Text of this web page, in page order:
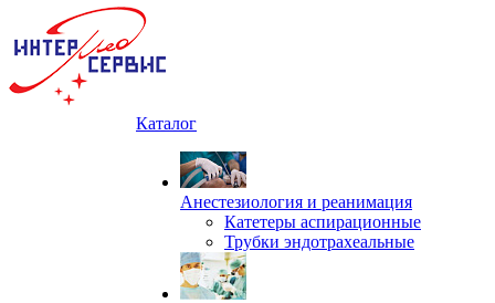
Каталог
Анестезиология и реанимация
Катетеры аспирационные
Трубки эндотрахеальные